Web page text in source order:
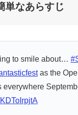
単なあらすじ
to smile about…
as the
everywhere